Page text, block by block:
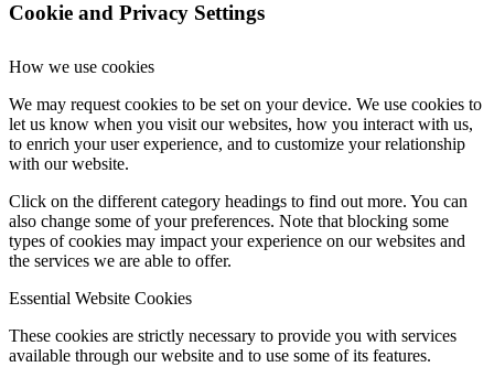
Cookie and Privacy Settings
How we use cookies
We may request cookies to be set on your device. We use cookies to
let us know when you visit our websites, how you interact with us,
to enrich your user experience, and to customize your relationship
with our website.
Click on the different category headings to find out more. You can
also change some of your preferences. Note that blocking some
types of cookies may impact your experience on our websites and
the services we are able to offer.
Essential Website Cookies
These cookies are strictly necessary to provide you with services
available through our website and to use some of its features.